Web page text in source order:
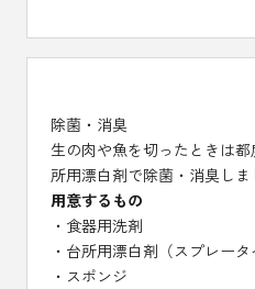
除菌・消臭
生の肉や魚を切ったときは
所用漂白剤で除菌・消臭しま
用意するもの
・食器用洗剤
・台所用漂白剤（スプレータ
・スポンジ